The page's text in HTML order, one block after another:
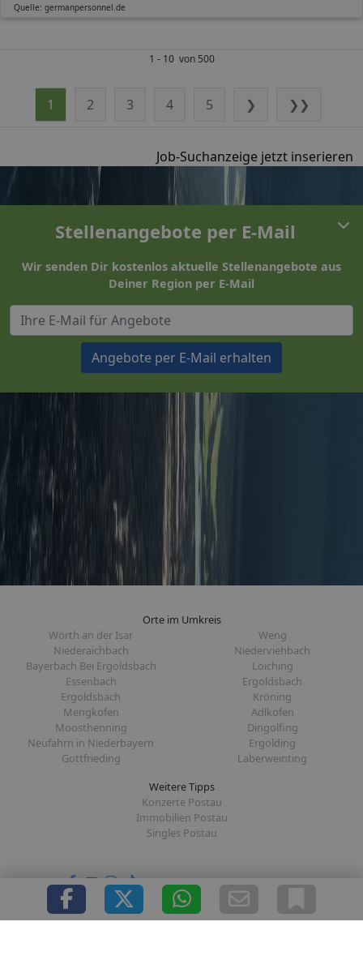
Quelle: germanpersonnel.de
1 - 10 von 500
1 2 3 4 5 ❯ ❯❯
Job-Suchanzeige jetzt inserieren
Stellenangebote per E-Mail
Wir senden Dir kostenlos aktuelle Stellenangebote aus
Deiner Region per E-Mail
Angebote per E-Mail erhalten
Orte im Umkreis
Wörth an der Isar
Weng
Niederaichbach
Niederviehbach
Bayerbach Bei Ergoldsbach
Loiching
Essenbach
Ergoldsbach
Ergoldsbach
Kröning
Mengkofen
Adlkofen
Moosthenning
Dingolfing
Neufahrn in Niederbayern
Ergolding
Gottfrieding
Laberweinting
Weitere Tipps
Konzerte Postau
Immobilien Postau
Singles Postau